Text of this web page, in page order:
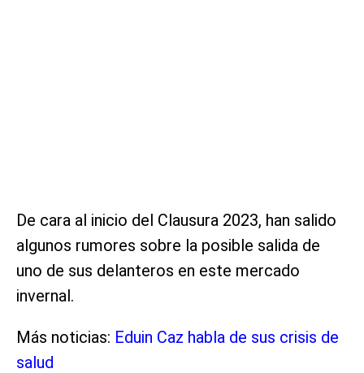
De cara al inicio del Clausura 2023, han salido
algunos rumores sobre la posible salida de
uno de sus delanteros en este mercado
invernal.
Más noticias: Eduin Caz habla de sus crisis de
salud